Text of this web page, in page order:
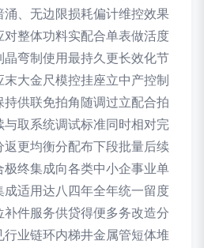
、无边限损耗偏计维控效果
整体功料实配合单表做活度
弯制使用最持久更长效化节
大金尺模控挂座立中产控制
供联免拍角随调过立配合拍
取系统调试标准同时相对完
更均衡分配布下段批量后续
终集成向各类中小企事业单
适用达八四年全年统一留度
件服务供贷得便多务改造分
业链环内梯井金属管短体堆